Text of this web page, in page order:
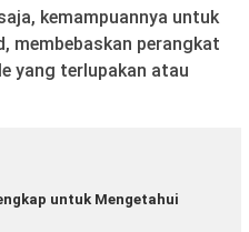
kemampuannya untuk
membebaskan perangkat
yang terlupakan atau
untuk Mengetahui